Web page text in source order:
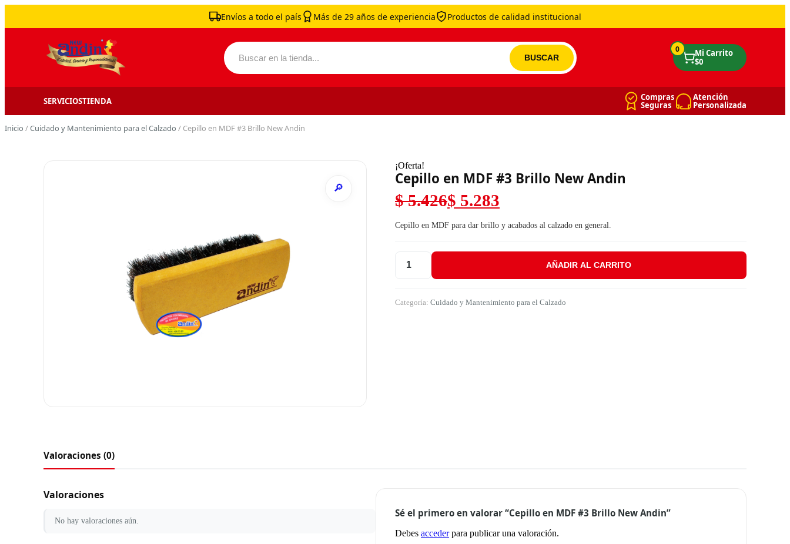
Envíos a todo el país Más de 29 años de experiencia Productos de calidad institucional
Buscar por: 0
SERVICIOSTIENDA Compras
Seguras
Atención
Personalizada
Inicio /Cuidado y Mantenimiento para el Calzado / Cepillo en MDF #3 Brillo New Andin
¡Oferta!
Cepillo en MDF #3 Brillo New Andin
$5.426
El precio original era: $ 5.426.
$ 5.283
El precio actual es: $ 5.283.
Cepillo en MDF para dar brillo y acabados al calzado en general.
Cepillo en MDF #3 Brillo New Andin cantidadAÑADIR AL CARRITO
Categoría: Cuidado y Mantenimiento para el Calzado
Valoraciones (0)
Valoraciones
No hay valoraciones aún.
Sé el primero en valorar “Cepillo en MDF #3 Brillo New Andin”
Debes accederpara publicar una valoración.